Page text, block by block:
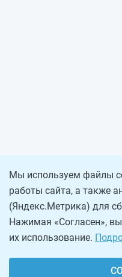
Мы используем файлы
работы сайта, а также
(Яндекс.Метрика) для
Нажимая «Согласен»,
их использование.